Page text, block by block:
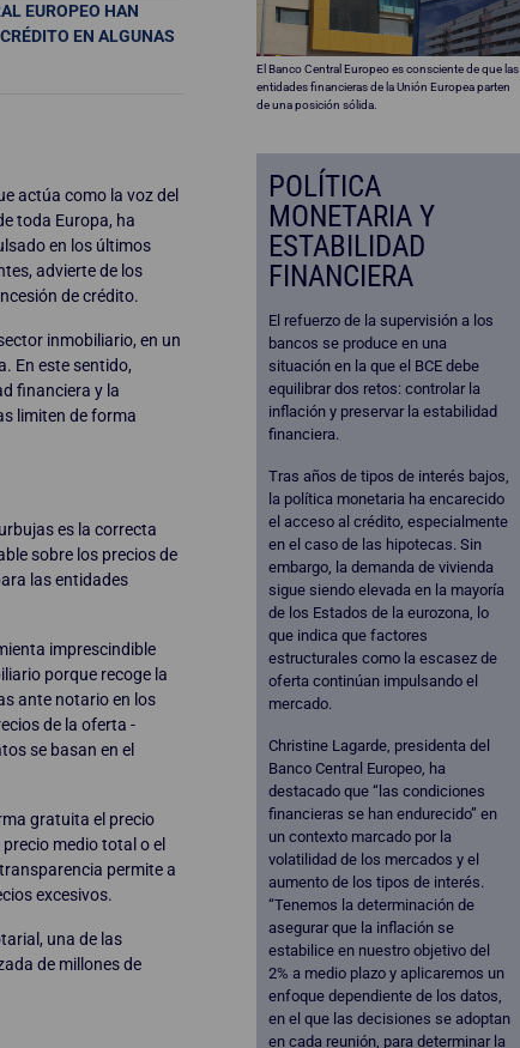
EUROPEO HAN
EN ALGUNAS
actúa como la voz del
toda Europa, ha
en los últimos
advierte de los
de crédito.
inmobiliario, en un
En este sentido,
financiera y la
limiten de forma
es la correcta
sobre los precios de
las entidades
imprescindible
porque recoge la
ante notario en los
de la oferta -
se basan en el
gratuita el precio
medio total o el
permite a
excesivos.
una de las
de millones de
El Banco Central Europeo es consciente de que las
entidades financieras de la Unión Europea parten
de una posición sólida.
POLÍTICA
MONETARIA Y
ESTABILIDAD
FINANCIERA
El refuerzo de la supervisión a los
bancos se produce en una
situación en la que el BCE debe
equilibrar dos retos: controlar la
inflación y preservar la estabilidad
financiera.
Tras años de tipos de interés bajos,
la política monetaria ha encarecido
el acceso al crédito, especialmente
en el caso de las hipotecas. Sin
embargo, la demanda de vivienda
sigue siendo elevada en la mayoría
de los Estados de la eurozona, lo
que indica que factores
estructurales como la escasez de
oferta continúan impulsando el
mercado.
Christine Lagarde, presidenta del
Banco Central Europeo, ha
destacado que “las condiciones
financieras se han endurecido” en
un contexto marcado por la
volatilidad de los mercados y el
aumento de los tipos de interés.
“Tenemos la determinación de
asegurar que la inflación se
estabilice en nuestro objetivo del
2% a medio plazo y aplicaremos un
enfoque dependiente de los datos,
en el que las decisiones se adoptan
en cada reunión, para determinar la